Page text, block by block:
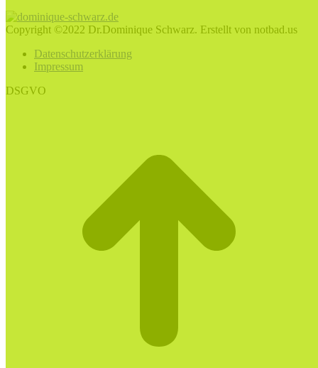
Copyright ©2022 Dr.Dominique Schwarz. Erstellt von notbad.us
Datenschutzerklärung
Impressum
DSGVO